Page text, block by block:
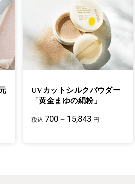
UVカットシルクパウダー
「黄金まゆの絹粉」
税込 700－15,843 円